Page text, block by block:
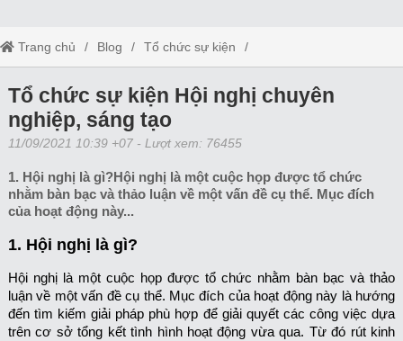
Trang chủ Blog Tổ chức sự kiện
Tổ chức sự kiện Hội nghị chuyên nghiệp, sáng tạo
Tổ chức sự kiện Hội nghị chuyên
nghiệp, sáng tạo
11/09/2021 10:39 +07 - Lượt xem: 76455
1. Hội nghị là gì?Hội nghị là một cuộc họp được tổ chức
nhằm bàn bạc và thảo luận về một vấn đề cụ thể. Mục đích
của hoạt động này...
1. Hội nghị là gì?
Hội nghị là một cuộc họp được tổ chức nhằm bàn bạc và thảo
luận về một vấn đề cụ thể. Mục đích của hoạt động này là hướng
đến tìm kiếm giải pháp phù hợp để giải quyết các công việc dựa
trên cơ sở tổng kết tình hình hoạt động vừa qua. Từ đó rút kinh